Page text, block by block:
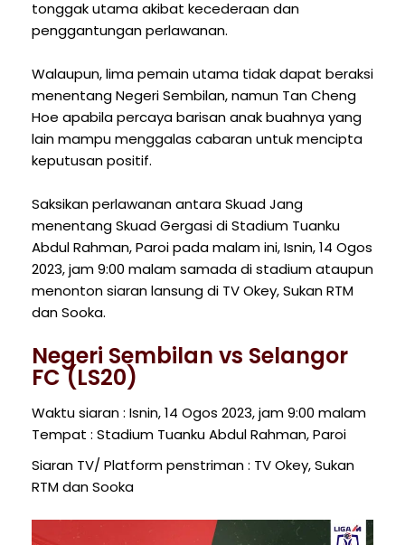
tonggak utama akibat kecederaan dan
penggantungan perlawanan.
Walaupun, lima pemain utama tidak dapat beraksi
menentang Negeri Sembilan, namun Tan Cheng
Hoe apabila percaya barisan anak buahnya yang
lain mampu menggalas cabaran untuk mencipta
keputusan positif.
Saksikan perlawanan antara Skuad Jang
menentang Skuad Gergasi di Stadium Tuanku
Abdul Rahman, Paroi pada malam ini, Isnin, 14 Ogos
2023, jam 9:00 malam samada di stadium ataupun
menonton siaran lansung di TV Okey, Sukan RTM
dan Sooka.
Negeri Sembilan vs Selangor
FC (LS20)
Waktu siaran : Isnin, 14 Ogos 2023, jam 9:00 malam
Tempat : Stadium Tuanku Abdul Rahman, Paroi
Siaran TV/ Platform penstriman : TV Okey, Sukan
RTM dan Sooka